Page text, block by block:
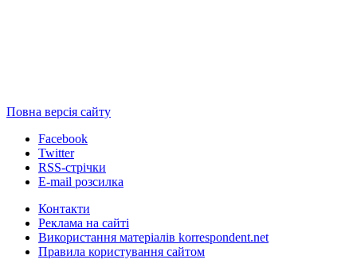
Повна версія сайту
Facebook
Twitter
RSS-стрічки
E-mail розсилка
Контакти
Реклама на сайті
Використання матеріалів korrespondent.net
Правила користування сайтом